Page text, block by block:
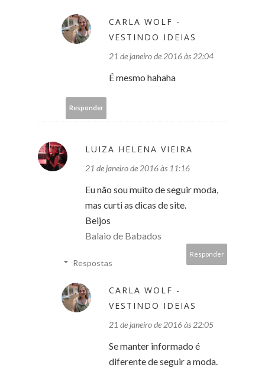
CARLA WOLF -
VESTINDO IDEIAS
21 de janeiro de 2016 às 22:04
É mesmo hahaha
Responder
LUIZA HELENA VIEIRA
21 de janeiro de 2016 às 11:16
Eu não sou muito de seguir moda,
mas curti as dicas de site.
Beijos
Balaio de Babados
Responder
Respostas
CARLA WOLF -
VESTINDO IDEIAS
21 de janeiro de 2016 às 22:05
Se manter informado é
diferente de seguir a moda.